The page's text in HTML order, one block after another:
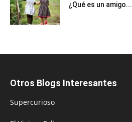
¿Qué es un amigo...
Otros Blogs Interesantes
Supercurioso